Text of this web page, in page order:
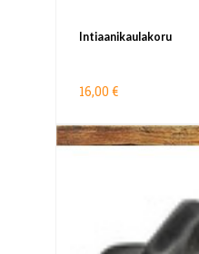
Intiaanikaulakoru
16,00 €